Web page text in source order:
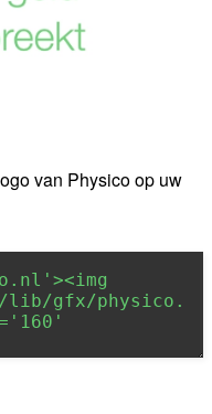
van Physico op uw